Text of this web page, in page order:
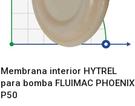
Membrana interior HYTREL
para bomba FLUIMAC PHOENIX
P50